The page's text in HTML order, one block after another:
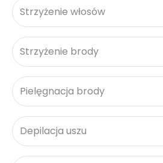
Strzyżenie włosów
Strzyżenie brody
Pielęgnacja brody
Depilacja uszu